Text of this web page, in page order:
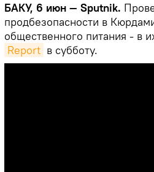
БАКУ, 6 июн — Sputnik.
продбезопасности в
общественного питания - в
Report в субботу.